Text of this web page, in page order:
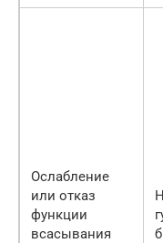
Ослабление
или отказ
функции
всасывания